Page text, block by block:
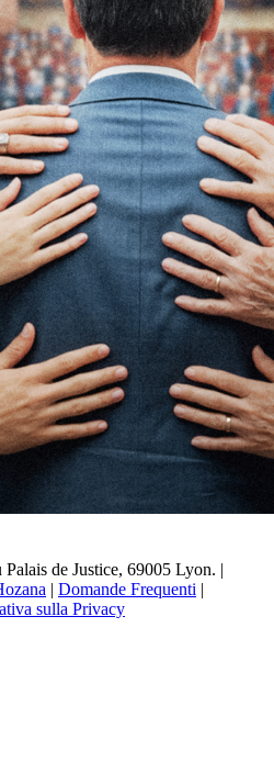
de Justice, 69005 Lyon. |
| Domande Frequenti |
sulla Privacy